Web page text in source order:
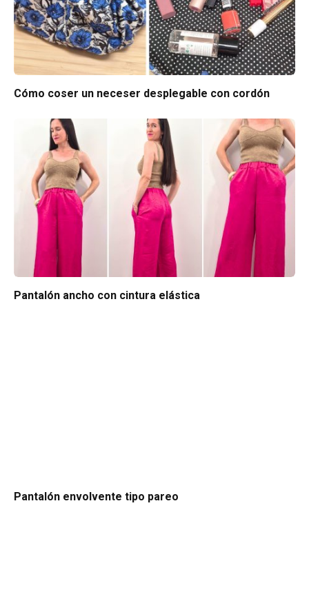
Cómo coser un neceser desplegable con cordón
Pantalón ancho con cintura elástica
Pantalón envolvente tipo pareo